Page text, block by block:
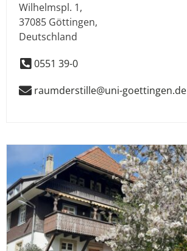
Wilhelmspl. 1,
37085 Göttingen,
Deutschland
0551 39-0
raumderstille@uni-goettingen.de